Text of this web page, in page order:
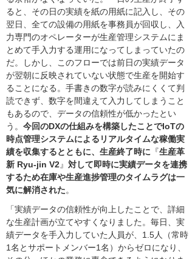
ると、その日の実績を紙の用紙に記入し、その
翌日、全ての設備の用紙を事務員が回収し、入
力専門のオペレーターが生産管理システムにま
とめて手入力する運用になってしまっていたの
だ。しかし、このフローでは前日の実績データ
が翌朝に反映されていない状態で生産を開始す
ることになる。手書きの数字が読みにくくて判
読できず、数字を間違えて入力してしまうこと
もあるので、データの信頼性が低かったとい
う。 今回のDXの仕組みを構築したことでIoTの
時点管理システムによるリアルタイムな稼働実
績を収集するとともに、生産終了時に 『生産革
新 Ryu-jin V2』 対して即時に実績データを連携
するため在庫や生産進捗管理のタイムラグは一
気に解消された。
「実績データの信頼性が向上したことで、詳細
な生産計画が立てやすくなりました。毎日、実
績データを手入力していた人員が、1.5人（常時
1名とサポートメンバー1名）からゼロになり、